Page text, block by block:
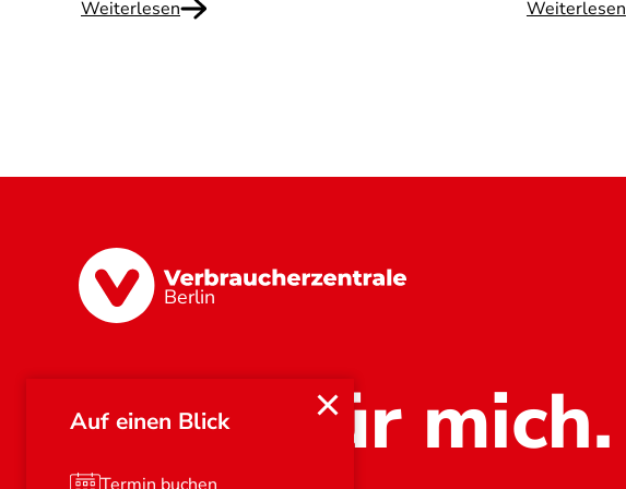
Auf einen Blick
Weiterlesen Weiterlesen
Berlin
Stark für mich.